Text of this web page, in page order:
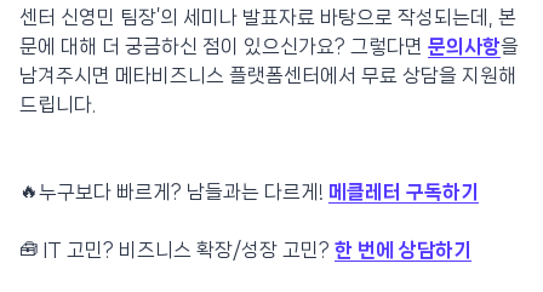
센터 신영민 팀장’의 세미나 발표자료 바탕으로 작성되는데, 본
문에 대해 더 궁금하신 점이 있으신가요? 그렇다면 문의사항을
남겨주시면 메타비즈니스 플랫폼센터에서 무료 상담을 지원해
드립니다.
🔥누구보다 빠르게? 남들과는 다르게! 메클레터 구독하기
🧰 IT 고민? 비즈니스 확장/성장 고민? 한 번에 상담하기